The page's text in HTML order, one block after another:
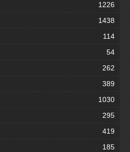
1226
1438
114
54
262
389
1030
295
419
185